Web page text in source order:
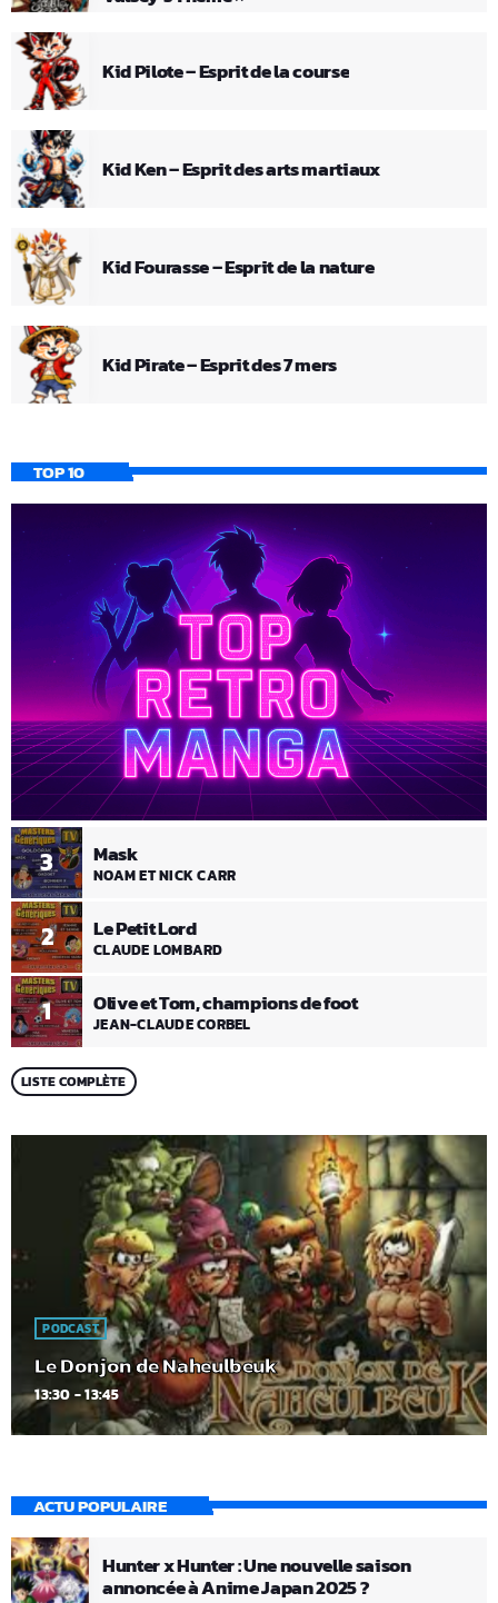
Kid Pilote – Esprit de la course
Kid Ken – Esprit des arts martiaux
Kid Fourasse – Esprit de la nature
Kid Pirate – Esprit des 7 mers
TOP 10
1 Olive et Tom, champions de foot
JEAN-CLAUDE CORBEL
2 Le Petit Lord
CLAUDE LOMBARD
3 Mask
NOAM ET NICK CARR
LISTE COMPLÈTE
PODCAST
Le Donjon de Naheulbeuk
13:30 - 13:45
ACTU POPULAIRE
Hunter x Hunter : Une nouvelle saison
annoncée à Anime Japan 2025 ?